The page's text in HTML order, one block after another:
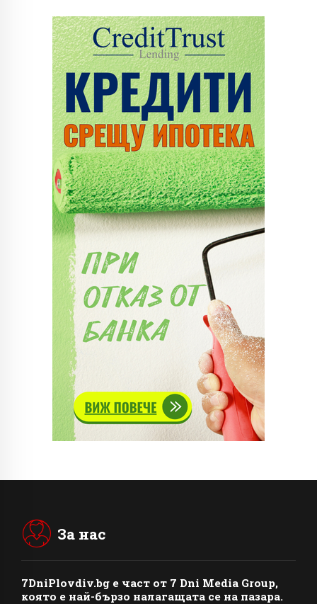
За нас
7DniPlovdiv.bg e част от 7 Dni Media Group,
която е най-бързо налагащата се на пазара.